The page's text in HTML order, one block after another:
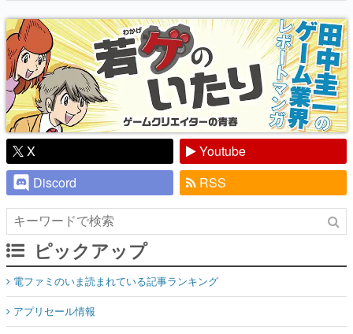
X
Youtube
Discord
RSS
ピックアップ
電ファミのいま読まれている記事ランキング
アプリセール情報
インタビュー
連載・特集一覧